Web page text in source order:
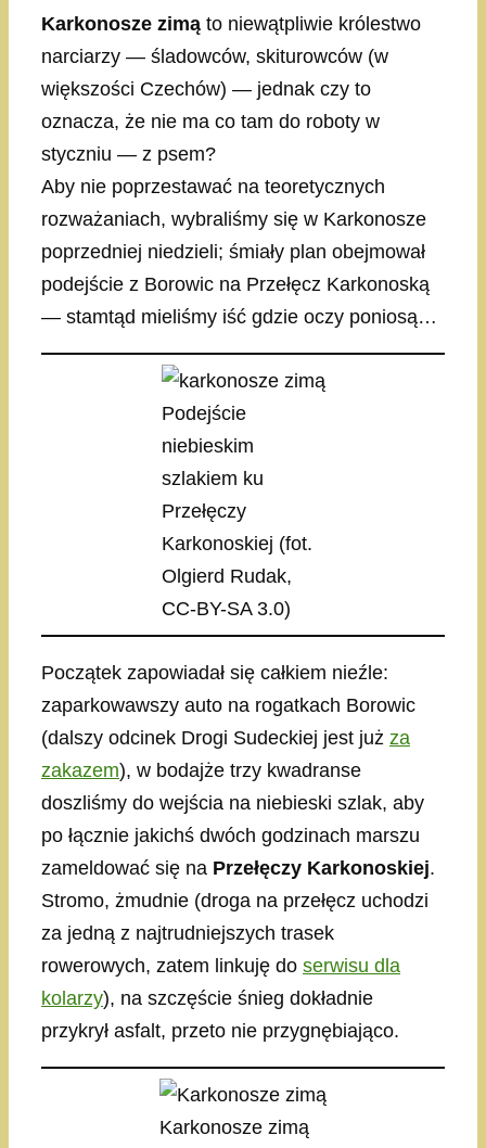
Karkonosze zimą to niewątpliwie królestwo
narciarzy — śladowców, skiturowców (w
większości Czechów) — jednak czy to
oznacza, że nie ma co tam do roboty w
styczniu — z psem?
Aby nie poprzestawać na teoretycznych
rozważaniach, wybraliśmy się w Karkonosze
poprzedniej niedzieli; śmiały plan obejmował
podejście z Borowic na Przełęcz Karkonoską
— stamtąd mieliśmy iść gdzie oczy poniosą…
Podejście
niebieskim
szlakiem ku
Przełęczy
Karkonoskiej (fot.
Olgierd Rudak,
CC-BY-SA 3.0)
Początek zapowiadał się całkiem nieźle:
zaparkowawszy auto na rogatkach Borowic
(dalszy odcinek Drogi Sudeckiej jest już za
zakazem), w bodajże trzy kwadranse
doszliśmy do wejścia na niebieski szlak, aby
po łącznie jakichś dwóch godzinach marszu
zameldować się na Przełęczy Karkonoskiej.
Stromo, żmudnie (droga na przełęcz uchodzi
za jedną z najtrudniejszych trasek
rowerowych, zatem linkuję do serwisu dla
kolarzy), na szczęście śnieg dokładnie
przykrył asfalt, przeto nie przygnębiająco.
Karkonosze zimą